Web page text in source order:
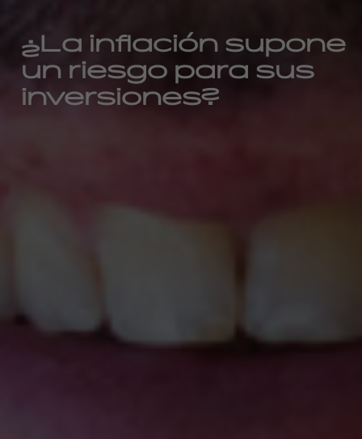
¿La inflación supone
un riesgo para sus
inversiones?